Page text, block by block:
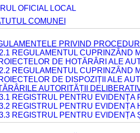
OFICIAL LOCAL
COMUNEI
PRIVIND
REGULAMENTUL CUPRINZÂND
DE HOTĂRÂRI ALE
REGULAMENTUL CUPRINZÂND
DE DISPOZIȚII ALE
AUTORITĂȚII
REGISTRUL PENTRU EVIDENȚA
REGISTRUL PENTRU EVIDENȚA
REGISTRUL PENTRU EVIDENȚA